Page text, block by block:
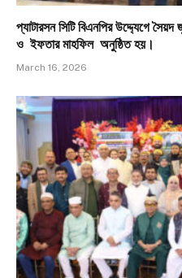
প্যাটারসন সিটি বিএনপির উদ্দ্যেগে
ও ইফতার মাহফিল অনুষ্ঠিত হয়।
March 16, 2026